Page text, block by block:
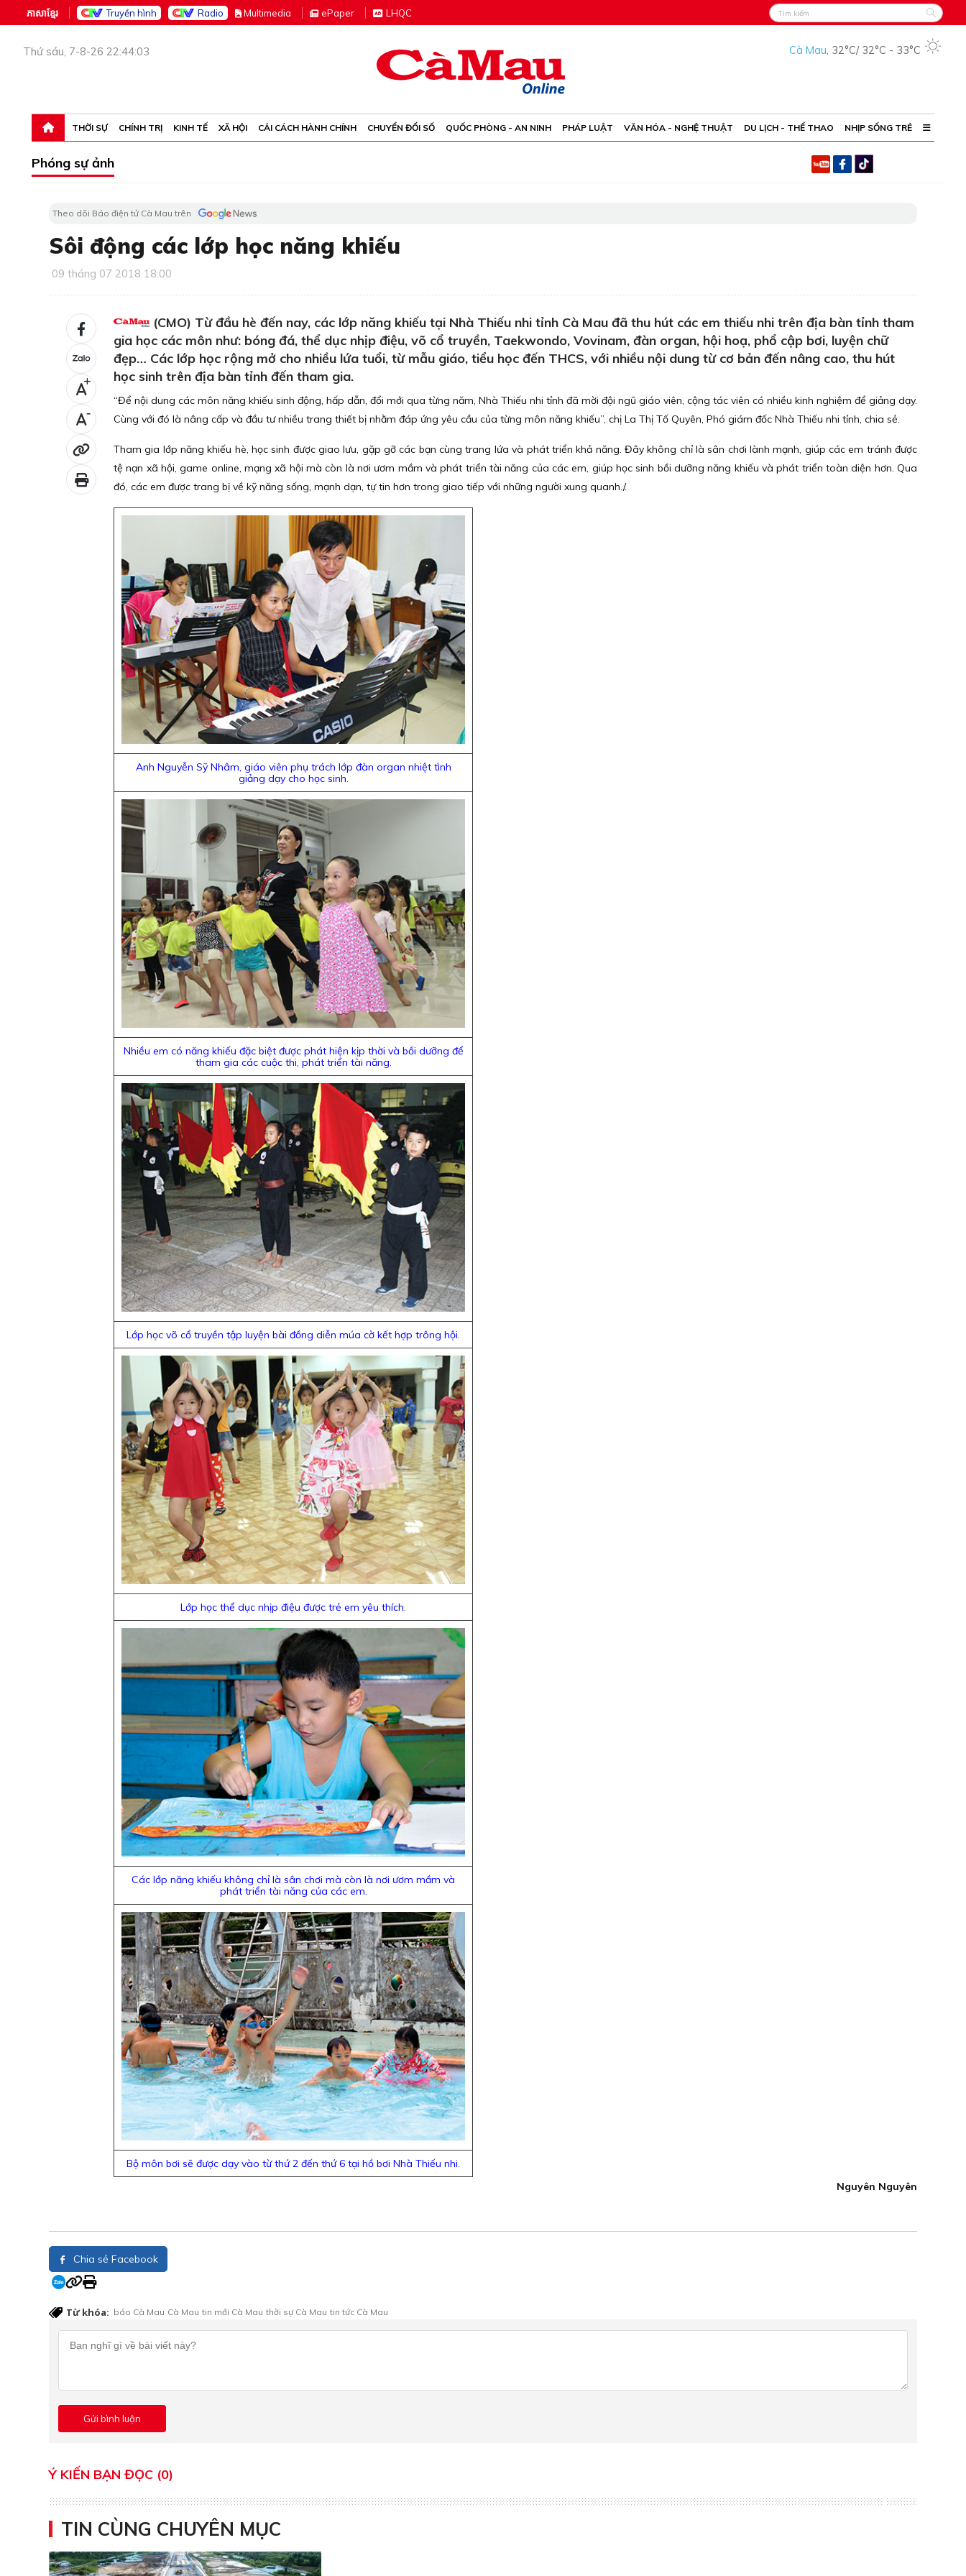
ភាសាខ្មែរ Truyền hình Radio Multimedia ePaper LHQC
Thứ sáu, 7-8-26 22:44:03 Cà Mau, 32°C/ 32°C - 33°C
THỜI SỰ CHÍNH TRỊ KINH TẾ XÃ HỘI CẢI CÁCH HÀNH CHÍNH CHUYỂN ĐỔI SỐ QUỐC PHÒNG - AN NINH PHÁP LUẬT VĂN HÓA - NGHỆ THUẬT DU LỊCH - THỂ THAO NHỊP SỐNG TRẺ
Phóng sự ảnh
Theo dõi Báo điện tử Cà Mau trên
Sôi động các lớp học năng khiếu
09 tháng 07 2018 18:00
+
-
(CMO) Từ đầu hè đến nay, các lớp năng khiếu tại Nhà Thiếu nhi tỉnh Cà Mau đã thu hút các em thiếu nhi trên địa bàn tỉnh tham
gia học các môn như: bóng đá, thể dục nhịp điệu, võ cổ truyền, Taekwondo, Vovinam, đàn organ, hội hoạ, phổ cập bơi, luyện chữ
đẹp… Các lớp học rộng mở cho nhiều lứa tuổi, từ mẫu giáo, tiểu học đến THCS, với nhiều nội dung từ cơ bản đến nâng cao, thu hút
học sinh trên địa bàn tỉnh đến tham gia.
“Để nội dung các môn năng khiếu sinh động, hấp dẫn, đổi mới qua từng năm, Nhà Thiếu nhi tỉnh đã mời đội ngũ giáo viên, cộng tác viên có nhiều kinh nghiệm để giảng dạy.
Cùng với đó là nâng cấp và đầu tư nhiều trang thiết bị nhằm đáp ứng yêu cầu của từng môn năng khiếu”, chị La Thị Tố Quyên, Phó giám đốc Nhà Thiếu nhi tỉnh, chia sẻ.
Tham gia lớp năng khiếu hè, học sinh được giao lưu, gặp gỡ các bạn cùng trang lứa và phát triển khả năng. Đây không chỉ là sân chơi lành mạnh, giúp các em tránh được
tệ nạn xã hội, game online, mạng xã hội mà còn là nơi ươm mầm và phát triển tài năng của các em, giúp học sinh bồi dưỡng năng khiếu và phát triển toàn diện hơn. Qua
đó, các em được trang bị về kỹ năng sống, mạnh dạn, tự tin hơn trong giao tiếp với những người xung quanh./.
Anh Nguyễn Sỹ Nhâm, giáo viên phụ trách lớp đàn organ nhiệt tình
giảng dạy cho học sinh.
Nhiều em có năng khiếu đặc biệt được phát hiện kịp thời và bồi dưỡng để
tham gia các cuộc thi, phát triển tài năng.
Lớp học võ cổ truyền tập luyện bài đồng diễn múa cờ kết hợp trông hội.
Lớp học thể dục nhịp điệu được trẻ em yêu thích.
Các lớp năng khiếu không chỉ là sân chơi mà còn là nơi ươm mầm và
phát triển tài năng của các em.
Bộ môn bơi sẽ được dạy vào từ thứ 2 đến thứ 6 tại hồ bơi Nhà Thiếu nhi.
Nguyên Nguyên
Chia sẻ Facebook
Từ khóa: báo Cà Mau Cà Mau tin mới Cà Mau thời sự Cà Mau tin tức Cà Mau
Ý KIẾN BẠN ĐỌC (0)
TIN CÙNG CHUYÊN MỤC